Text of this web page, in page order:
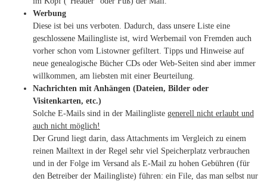
Werbung
Diese ist bei uns verboten. Dadurch, dass unsere Liste eine
geschlossene Mailingliste ist, wird Werbemail von Fremden auch
vorher schon vom Listowner gefiltert. Tipps und Hinweise auf
neue genealogische Bücher CDs oder Web-Seiten sind aber immer
willkommen, am liebsten mit einer Beurteilung.
Nachrichten mit Anhängen (Dateien, Bilder oder
Visitenkarten, etc.)
Solche E-Mails sind in der Mailingliste generell nicht erlaubt und
auch nicht möglich!
Der Grund liegt darin, dass Attachments im Vergleich zu einem
reinen Mailtext in der Regel sehr viel Speicherplatz verbrauchen
und in der Folge im Versand als E-Mail zu hohen Gebühren (für
den Betreiber der Mailingliste) führen: ein File, das man selbst nur